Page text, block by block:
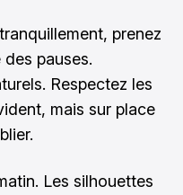
prenez
pauses.
Respectez les
mais sur place
Les silhouettes